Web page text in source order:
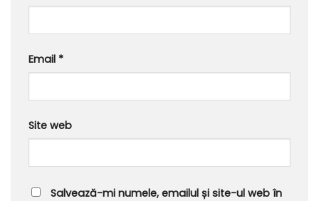
Email *
Site web
Salvează-mi numele, emailul și site-ul web în